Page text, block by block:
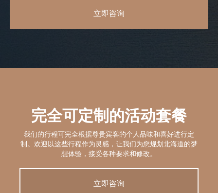
立即咨询
完全可定制的活动套餐
我们的行程可完全根据尊贵宾客的个人品味和喜好进行定
制。欢迎以这些行程作为灵感，让我们为您规划北海道的梦
想体验，接受各种要求和修改。
立即咨询